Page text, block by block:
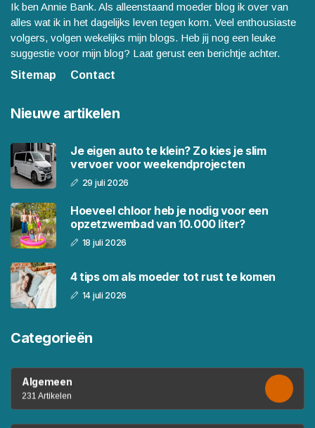
Ik ben Annie Bank. Als alleenstaand moeder blog ik over van
alles wat ik in het dagelijks leven tegen kom. Veel enthousiaste
volgers, volgen wekelijks mijn blogs. Heb jij nog een leuke
suggestie voor mijn blog? Laat gerust een berichtje achter.
Sitemap
Contact
Nieuwe artikelen
Je eigen auto te klein? Zo kies je slim
vervoer voor weekendprojecten
29 juli 2026
Hoeveel chloor heb je nodig voor een
opzetzwembad van 10.000 liter?
18 juli 2026
4 tips om als moeder tot rust te komen
14 juli 2026
Categorieën
Algemeen
231 Artikelen